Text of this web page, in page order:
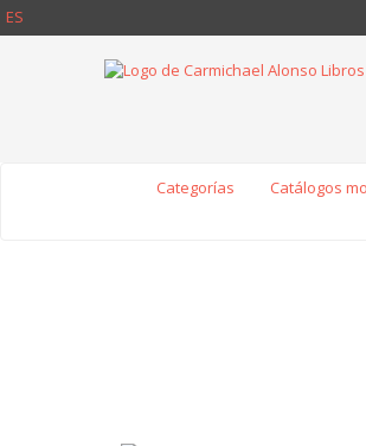
ES
Categorías Catálogos